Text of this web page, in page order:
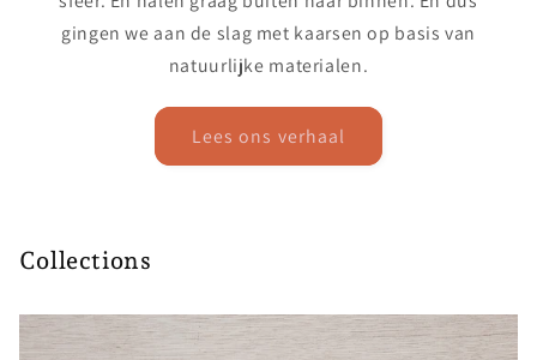
gingen we aan de slag met kaarsen op basis van
natuurlijke materialen.
Lees ons verhaal
Collections